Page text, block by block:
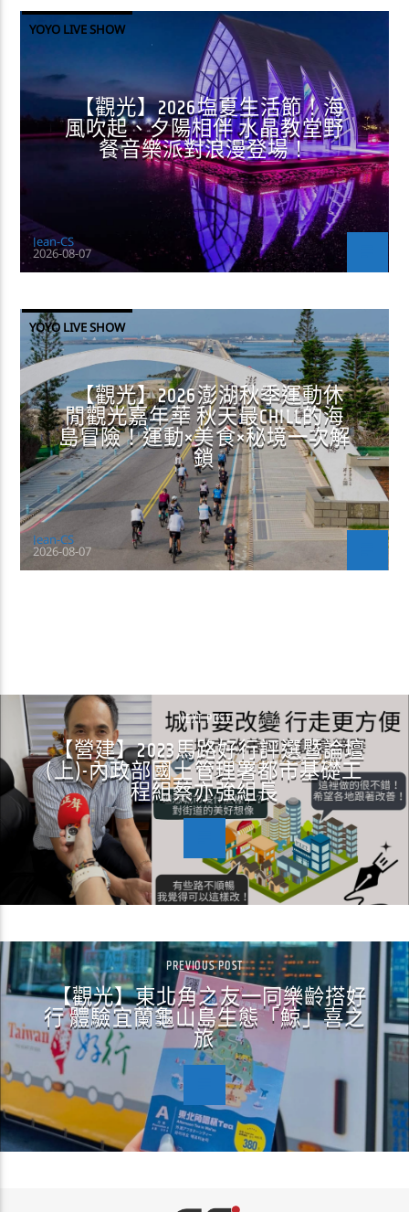
YOYO LIVE SHOW
【觀光】2026塩夏生活節！海
風吹起、夕陽相伴 水晶教堂野
餐音樂派對浪漫登場！
Jean-CS
2026-08-07
YOYO LIVE SHOW
【觀光】2026澎湖秋季運動休
閒觀光嘉年華 秋天最CHILL的海
島冒險！運動×美食×秘境一次解
鎖
Jean-CS
2026-08-07
NEXT POST
【營建】2023馬路好行評選暨論壇
(上)-內政部國土管理署都市基礎工
程組蔡亦強組長
PREVIOUS POST
【觀光】東北角之友一同樂齡搭好
行 體驗宜蘭龜山島生態「鯨」喜之
旅